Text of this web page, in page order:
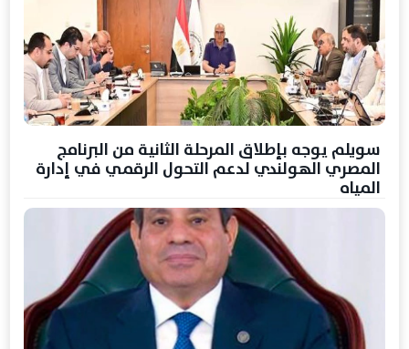
سويلم يوجه بإطلاق المرحلة الثانية من البرنامج
المصري الهولندي لدعم التحول الرقمي في إدارة
المياه